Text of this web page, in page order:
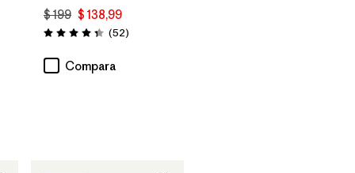
$ 199 $ 138,99
Valoración: 4.3 / 5
(52Comentarios
)
Compara